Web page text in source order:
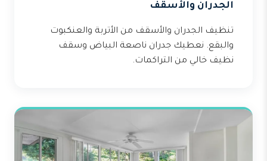
الجدران والأسقف
تنظيف الجدران والأسقف من الأتربة والعنكبوت
والبقع. نعطيك جدران ناصعة البياض وسقف
نظيف خالي من التراكمات.